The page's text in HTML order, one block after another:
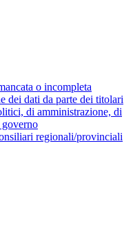
o incompleta
dei dati da parte dei titolari
di amministrazione, di
regionali/provinciali